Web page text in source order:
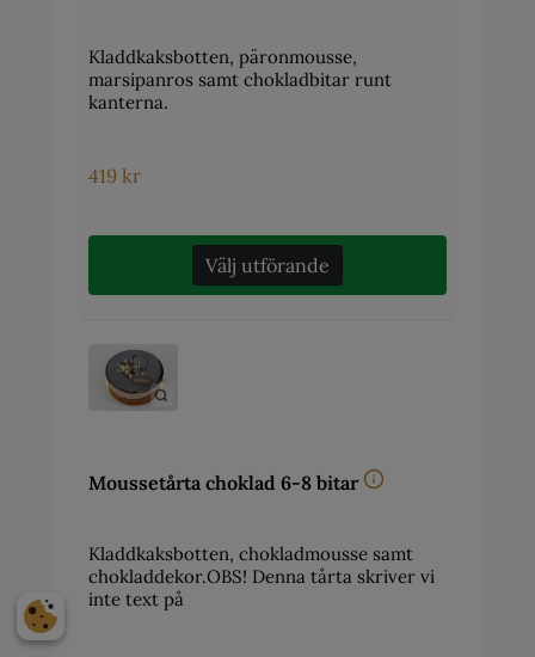
Kladdkaksbotten, päronmousse,
marsipanros samt chokladbitar runt
kanterna.
419 kr
Välj utförande
Moussetårta choklad 6-8 bitar
Kladdkaksbotten, chokladmousse samt
chokladdekor.OBS! Denna tårta skriver vi
inte text på